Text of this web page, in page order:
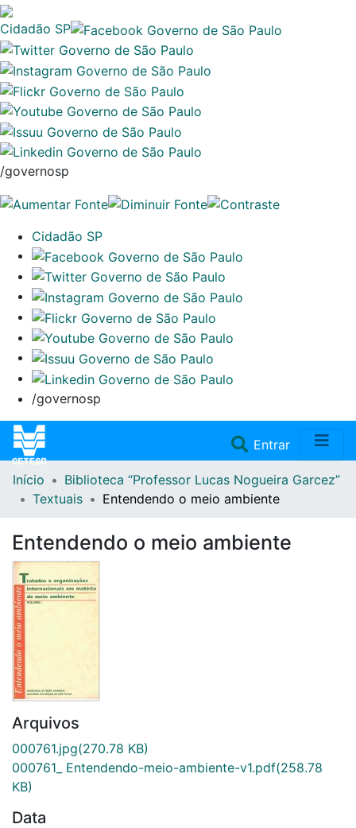
Cidadão SP
/governosp
Cidadão SP
/governosp
Entrar(current)
Home
Repositório
Início
Biblioteca “Professor Lucas Nogueira Garcez”
Textuais
Entendendo o meio ambiente
Entendendo o meio ambiente
Arquivos
000761.jpg(270.78 KB)
000761_ Entendendo-meio-ambiente-v1.pdf(258.78
KB)
Data